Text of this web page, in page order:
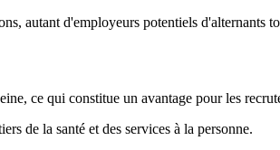
autant d'employeurs potentiels d'alternants
ce qui constitue un avantage pour les
de la santé et des services à la personne.